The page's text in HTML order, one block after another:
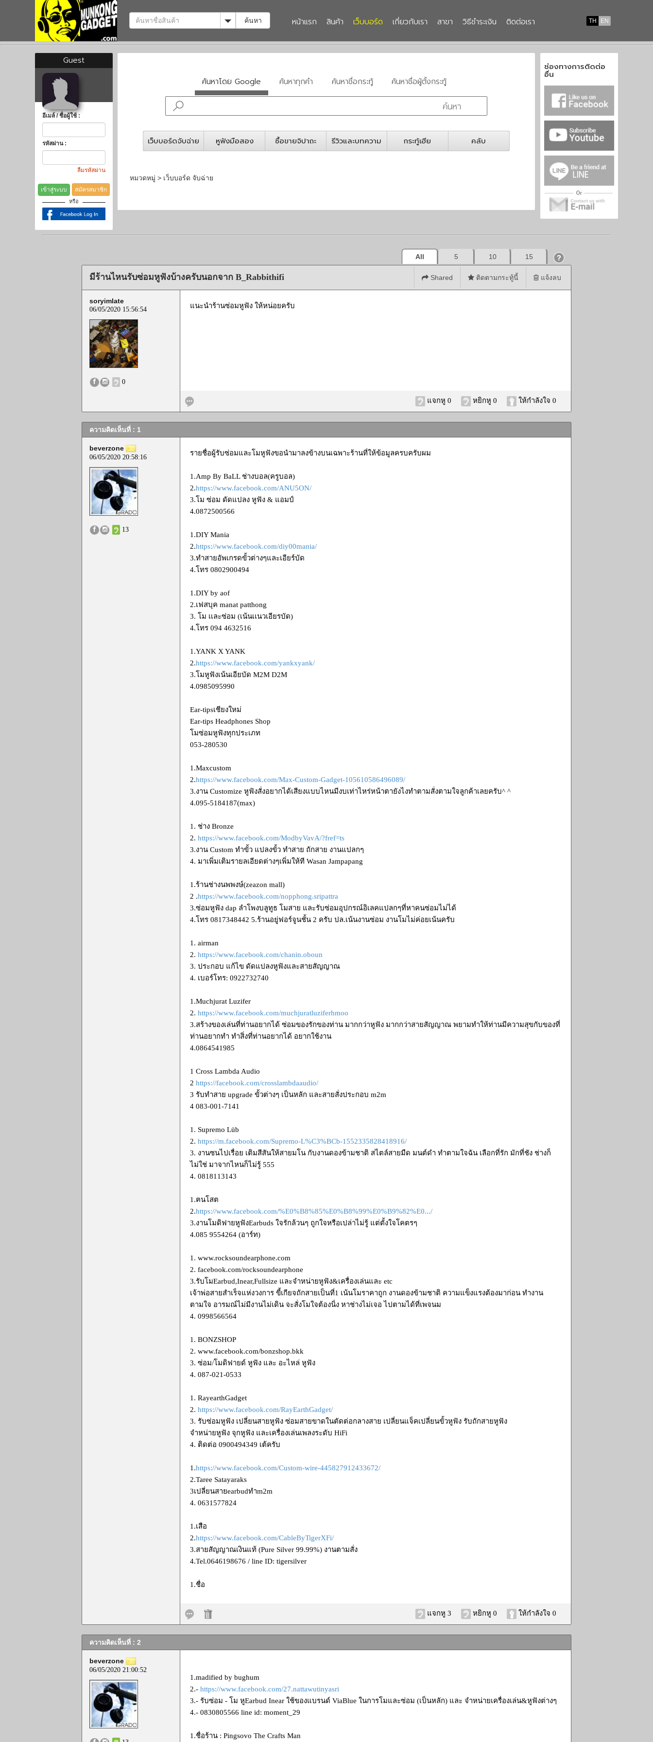
Toggle Dropdown
ค้นหา TH EN
หน้าแรก สินค้า เว็บบอร์ด เกี่ยวกับเรา สาขา วิธีชำระเงิน ติดต่อเรา
Guest
อีเมล์ / ชื่อผู้ใช้ :
รหัสผ่าน :
ลืมรหัสผ่าน
เข้าสู่ระบบ สมัครสมาชิก
หรือ
ค้นหาโดย Google ค้นหาทุกคำ ค้นหาชื่อกระทู้ ค้นหาชื่อผู้ตั้งกระทู้
เว็บบอร์ดจับฉ่าย หูฟังมือสอง ซื้อขายจิปาถะ รีวิวและบทความ กระทู้เฮีย คลับ
หมวดหมู่ > เว็บบอร์ด จับฉ่าย
ช่องทางการติดต่อ
อื่น
All 5 10 15
มีร้านไหนรับซ่อมหูฟังบ้างครับนอกจาก B_Rabbithifi Shared ติดตามกระทู้นี้ แจ้งลบ
soryimlate
06/05/2020 15:56:54
0
แนะนำร้านซ่อมหูฟัง ให้หน่อยครับ
ให้กำลังใจ 0
หยิกหู 0
แจกหู 0
ความคิดเห็นที่ : 1
beverzone
06/05/2020 20:58:16
13
รายชื่อผู้รับซ่อมและโมหูฟังขอนำมาลงข้างบนเฉพาะร้านที่ให้ข้อมูลครบครับผม
1.Amp By BaLL ช่างบอล(ครูบอล)
2.https://www.facebook.com/ANU5ON/
3.โม ซ่อม ดัดแปลง หูฟัง & แอมป์
4.0872500566
1.DIY Mania
2.https://www.facebook.com/diy00mania/
3.ทำสายอัพเกรดขั้วต่างๆและเอียร์บัด
4.โทร 0802900494
1.DIY by aof
2.เฟสบุค manat patthong
3. โม เเละซ่อม (เน้นเเนวเอียรบัด)
4.โทร 094 4632516
1.YANK X YANK
2.https://www.facebook.com/yankxyank/
3.โมหูฟังเน้นเอียบัด M2M D2M
4.0985095990
Ear-tipsเชียงใหม่
Ear-tips Headphones Shop
โมซ่อมหูฟังทุกประเภท
053-280530
1.Maxcustom
2.https://www.facebook.com/Max-Custom-Gadget-105610586496089/
3.งาน Customize หูฟังสั่งอยากได้เสียงแบบไหนมีงบเท่าไหร่หน้าตายังไงทำตามสั่งตามใจลูกค้าเลยครับ^ ^
4.095-5184187(max)
1. ช่าง Bronze
2.https://www.facebook.com/ModbyVavA/?fref=ts
3.งาน Custom ทำขั้ว แปลงขั้ว ทำสาย ถักสาย งานแปลกๆ
4. มาเพิ่มเติมรายลเอียดต่างๆเพิ่มให้ที Wasan Jampapang
1.ร้านช่างนพพงษ์(zeazon mall)
2 .https://www.facebook.com/nopphong.sripattra
3.ซ่อมหูฟัง dap ลำโพงบลูทูธ โมสาย และรับซ่อมอุปกรณ์อิเลคแปลกๆที่หาคนซ่อมไม่ได้
4.โทร 0817348442 5.ร้านอยู่ฟอร์จูนชั้น 2 ครับ ปล.เน้นงานซ่อม งานโมไม่ค่อยเน้นครับ
1. airman
2.https://www.facebook.com/chanin.oboun
3. ประกอบ แก้ไข ดัดแปลงหูฟังและสายสัญญาณ
4. เบอร์โทร: 0922732740
1.Muchjurat Luzifer
2.https://www.facebook.com/muchjuratluziferhmoo
3.สร้างของเล่นที่ท่านอยากได้ ซ่อมของรักของท่าน มากกว่าหูฟัง มากกว่าสายสัญญาณ พยามทำให้ท่านมีความสุขกับของที่
ท่านอยากทำ ทำสิ่งที่ท่านอยากได้ อยากใช้งาน
4.0864541985
1 Cross Lambda Audio
2https://facebook.com/crosslambdaaudio/
3 รับทำสาย upgrade ขั้วต่างๆ เป็นหลัก และสายสั่งประกอบ m2m
4 083-001-7141
1. Supremo Lüb
2.https://m.facebook.com/Supremo-L%C3%BCb-1552335828418916/
3. งานซนไปเรื่อย เติมสีสันให้สายมโน กับงานดองข้ามชาติ สไตล์สายมืด มนต์ดำ ทำตามใจฉัน เลือกที่รัก มักที่ชัง ช่างก็
ไม่ใช่ มาจากไหนก็ไม่รู้ 555
4. 0818113143
1.ฅนโสต
2.https://www.facebook.com/%E0%B8%85%E0%B8%99%E0%B9%82%E0.../
3.งานโมดิฟายหูฟังEarbuds ใจรักล้วนๆ ถูกใจหรือเปล่าไม่รู้ แต่ตั้งใจโคตรๆ
4.085 9554264 (อาร์ท)
1. www.rocksoundearphone.com
2. facebook.com/rocksoundearphone
3.รับโมEarbud,Inear,Fullsize และจำหน่ายหูฟัง&เครื่องเล่นและ etc
เจ้าพ่อสายสำเร็จแห่งวงการ ขี้เกียจถักสายเป็นที่1 เน้นโมราคาถูก งานดองข้ามชาติ ความแข็งแรงต้องมาก่อน ทำงาน
ตามใจ อารมณ์ไม่มีงานไม่เดิน จะสั่งโมใจต้องนิ่ง หาช่างไม่เจอ ไปตามได้ที่เพจนม
4. 0998566564
1. BONZSHOP
2. www.facebook.com/bonzshop.bkk
3. ซ่อม/โมดิฟายด์ หูฟัง และ อะไหล่ หูฟัง
4. 087-021-0533
1. RayearthGadget
2.https://www.facebook.com/RayEarthGadget/
3. รับซ่อมหูฟัง เปลี่ยนสายหูฟัง ซ่อมสายขาดในตัดต่อกลางสาย เปลี่ยนแจ็คเปลี่ยนขั้วหูฟัง รับถักสายหูฟัง
จำหน่ายหูฟัง จุกหูฟัง และเครื่องเล่นเพลงระดับ HiFi
4. ติดต่อ 0900494349 เต้ครับ
1.https://www.facebook.com/Custom-wire-445827912433672/
2.Taree Satayaraks
3เปลี่ยนสายearbudทำm2m
4. 0631577824
1.เสือ
2.https://www.facebook.com/CableByTigerXFi/
3.สายสัญญาณเงินแท้ (Pure Silver 99.99%) งานตามสั่ง
4.Tel.0646198676 / line ID: tigersilver
1.ชื่อ
ให้กำลังใจ 0
หยิกหู 0
แจกหู 3
ความคิดเห็นที่ : 2
beverzone
06/05/2020 21:00:52
1.madified by bughum
2.-https://www.facebook.com/27.nattawutinyasri
3.- รับซ่อม - โม หูEarbud Inear ใช้ของแบรนด์ ViaBlue ในการโมและซ่อม (เป็นหลัก) และ จำหน่ายเครื่องเล่น&หูฟังต่างๆ
4.- 0830805566 line id: moment_29
1.ชื่อร้าน : Pingsovo The Crafts Man